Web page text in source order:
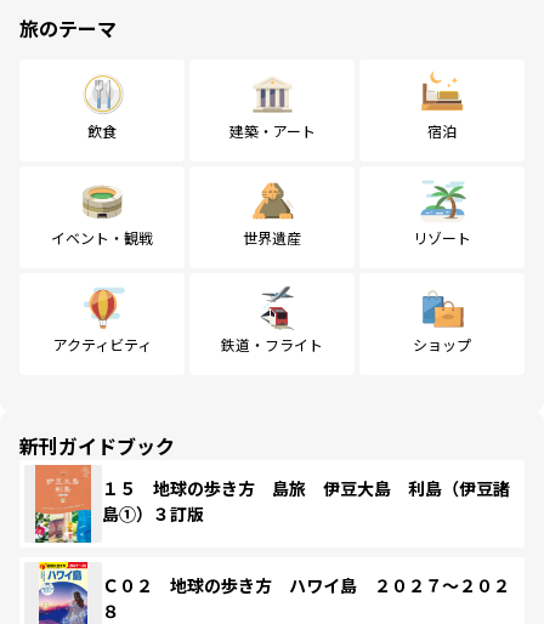
旅のテーマ
飲食 建築・アート 宿泊
イベント・観戦 世界遺産 リゾート
アクティビティ 鉄道・フライト ショップ
新刊ガイドブック
１５ 地球の歩き方 島旅 伊豆大島 利島（伊豆諸
島①）３訂版
Ｃ０２ 地球の歩き方 ハワイ島 ２０２７～２０２
８